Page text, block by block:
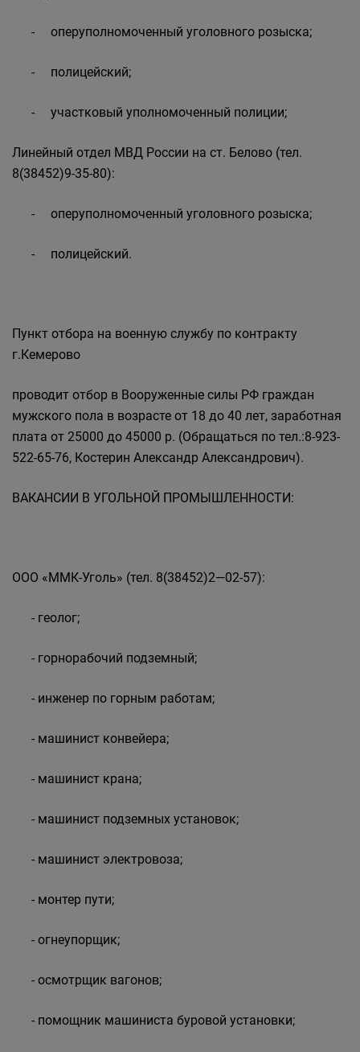
- оперуполномоченный уголовного розыска;
- полицейский;
- участковый уполномоченный полиции;
Линейный отдел МВД России на ст. Белово (тел.
8(38452)9-35-80):
- оперуполномоченный уголовного розыска;
- полицейский.
Пункт отбора на военную службу по контракту
г.Кемерово
проводит отбор в Вооруженные силы РФ граждан
мужского пола в возрасте от 18 до 40 лет, заработная
плата от 25000 до 45000 р. (Обращаться по тел.:8-923-
522-65-76, Костерин Александр Александрович).
ВАКАНСИИ В УГОЛЬНОЙ ПРОМЫШЛЕННОСТИ:
ООО «ММК-Уголь» (тел. 8(38452)2—02-57):
- геолог;
- горнорабочий подземный;
- инженер по горным работам;
- машинист конвейера;
- машинист крана;
- машинист подземных установок;
- машинист электровоза;
- монтер пути;
- огнеупорщик;
- осмотрщик вагонов;
- помощник машиниста буровой установки;